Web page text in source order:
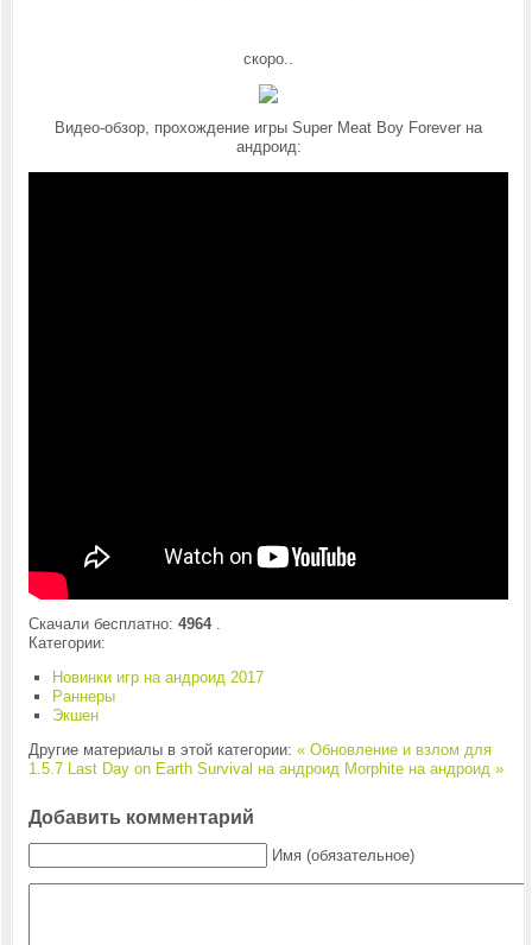
скоро..
Видео-обзор, прохождение игры Super Meat Boy Forever на
андроид:
Скачали бесплатно: 4964.
Категории:
Новинки игр на андроид 2017
Раннеры
Экшен
Другие материалы в этой категории: « Обновление и взлом для
1.5.7 Last Day on Earth Survival на андроид Morphite на андроид »
Добавить комментарий
Имя (обязательное)